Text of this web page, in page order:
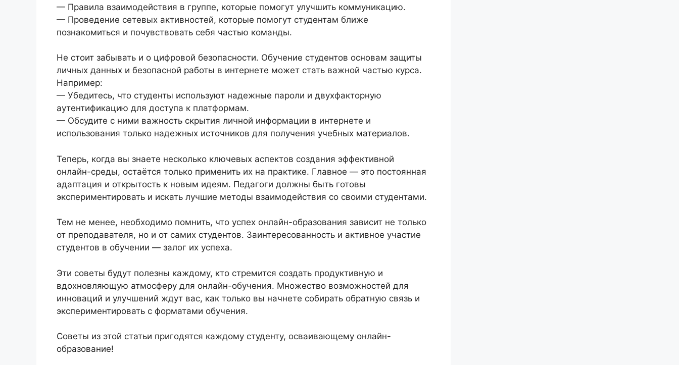
— Правила взаимодействия в группе, которые помогут улучшить коммуникацию.
— Проведение сетевых активностей, которые помогут студентам ближе
познакомиться и почувствовать себя частью команды.
Не стоит забывать и о цифровой безопасности. Обучение студентов основам защиты
личных данных и безопасной работы в интернете может стать важной частью курса.
Например:
— Убедитесь, что студенты используют надежные пароли и двухфакторную
аутентификацию для доступа к платформам.
— Обсудите с ними важность скрытия личной информации в интернете и
использования только надежных источников для получения учебных материалов.
Теперь, когда вы знаете несколько ключевых аспектов создания эффективной
онлайн-среды, остаётся только применить их на практике. Главное — это постоянная
адаптация и открытость к новым идеям. Педагоги должны быть готовы
экспериментировать и искать лучшие методы взаимодействия со своими студентами.
Тем не менее, необходимо помнить, что успех онлайн-образования зависит не только
от преподавателя, но и от самих студентов. Заинтересованность и активное участие
студентов в обучении — залог их успеха.
Эти советы будут полезны каждому, кто стремится создать продуктивную и
вдохновляющую атмосферу для онлайн-обучения. Множество возможностей для
инноваций и улучшений ждут вас, как только вы начнете собирать обратную связь и
экспериментировать с форматами обучения.
Советы из этой статьи пригодятся каждому студенту, осваивающему онлайн-
образование!